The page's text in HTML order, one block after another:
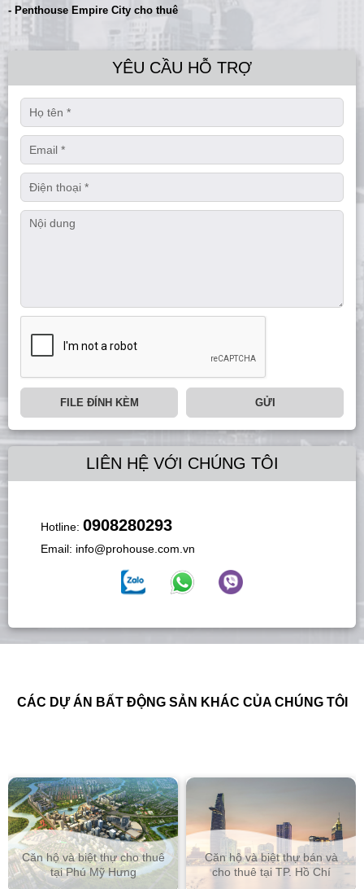
- Penthouse Empire City cho thuê
YÊU CẦU HỖ TRỢ
FILE ĐÍNH KÈM GỬI
LIÊN HỆ VỚI CHÚNG TÔI
Hotline: 0908280293
Email: info@prohouse.com.vn
CÁC DỰ ÁN BẤT ĐỘNG SẢN KHÁC CỦA CHÚNG TÔI
Căn hộ và biệt thự cho thuê
tại Phú Mỹ Hưng
Căn hộ và biệt thự bán và
cho thuê tại TP. Hồ Chí